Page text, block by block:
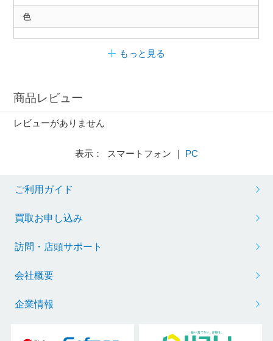
色
もっと見る
商品レビュー
レビューがありません
表示： スマートフォン ｜ PC
ご利用ガイド
買取お申し込み
訪問・店頭サポート
会社概要
企業情報